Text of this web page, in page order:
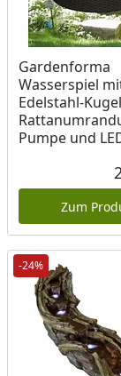
Gardenforma
Wasserspiel
Edelstahl-
Pumpe und
Zum
-24%